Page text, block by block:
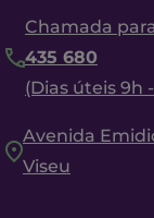
Chamada
435 680
(Dias úteis 9h
Avenida
Viseu